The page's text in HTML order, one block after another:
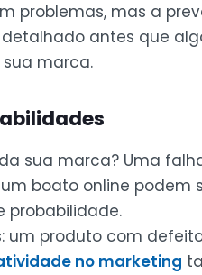
problemas, mas a
antes que
marca.
sua marca? Uma
boato online podem
probabilidade.
um produto com
no marketing